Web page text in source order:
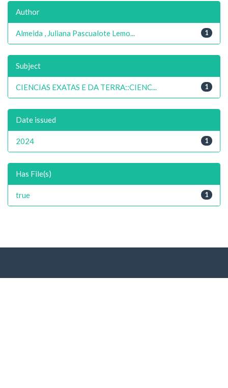
Author
1
Almeida , Juliana Pascualote Lemo...
Subject
1
CIENCIAS EXATAS E DA TERRA::CIENC...
Date issued
1
2024
Has File(s)
1
true